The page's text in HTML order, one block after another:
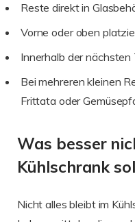
Reste direkt in
Vorne oder oben
Innerhalb der nächsten
Bei mehreren kleinen
Frittata oder
Was besser
Kühlschrank
Nicht alles bleibt im